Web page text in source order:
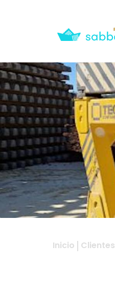
Inicio Clientes